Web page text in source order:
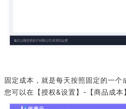
固定成本，就是每天按照固定的一个
您可以在【授权&设置】-【商品成本